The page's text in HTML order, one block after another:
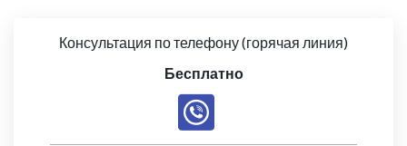
Консультация по телефону (горячая линия)
Бесплатно